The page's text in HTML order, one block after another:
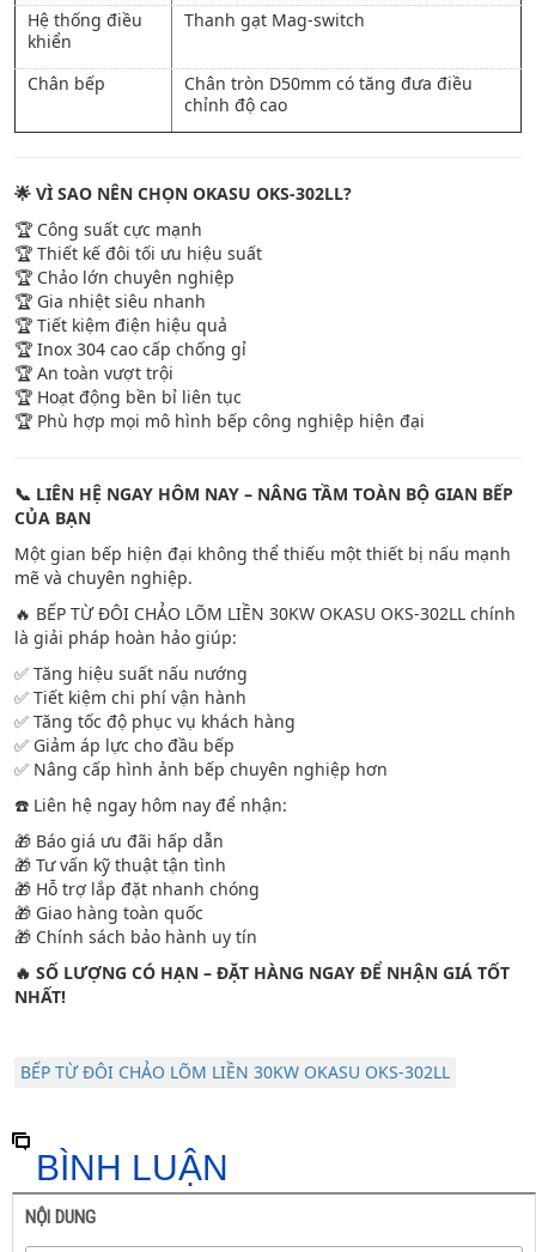
Hệ thống điều
khiển
Thanh gạt Mag-switch
Chân bếp
Chân tròn D50mm có tăng đưa điều
chỉnh độ cao
🌟 VÌ SAO NÊN CHỌN OKASU OKS-302LL?
🏆 Công suất cực mạnh
🏆 Thiết kế đôi tối ưu hiệu suất
🏆 Chảo lớn chuyên nghiệp
🏆 Gia nhiệt siêu nhanh
🏆 Tiết kiệm điện hiệu quả
🏆 Inox 304 cao cấp chống gỉ
🏆 An toàn vượt trội
🏆 Hoạt động bền bỉ liên tục
🏆 Phù hợp mọi mô hình bếp công nghiệp hiện đại
📞 LIÊN HỆ NGAY HÔM NAY – NÂNG TẦM TOÀN BỘ GIAN BẾP
CỦA BẠN
Một gian bếp hiện đại không thể thiếu một thiết bị nấu mạnh
mẽ và chuyên nghiệp.
🔥 BẾP TỪ ĐÔI CHẢO LÕM LIỀN 30KW OKASU OKS-302LL chính
là giải pháp hoàn hảo giúp:
✅ Tăng hiệu suất nấu nướng
✅ Tiết kiệm chi phí vận hành
✅ Tăng tốc độ phục vụ khách hàng
✅ Giảm áp lực cho đầu bếp
✅ Nâng cấp hình ảnh bếp chuyên nghiệp hơn
☎️ Liên hệ ngay hôm nay để nhận:
🎁 Báo giá ưu đãi hấp dẫn
🎁 Tư vấn kỹ thuật tận tình
🎁 Hỗ trợ lắp đặt nhanh chóng
🎁 Giao hàng toàn quốc
🎁 Chính sách bảo hành uy tín
🔥 SỐ LƯỢNG CÓ HẠN – ĐẶT HÀNG NGAY ĐỂ NHẬN GIÁ TỐT
NHẤT!
BẾP TỪ ĐÔI CHẢO LÕM LIỀN 30KW OKASU OKS-302LL
BÌNH LUẬN
NỘI DUNG